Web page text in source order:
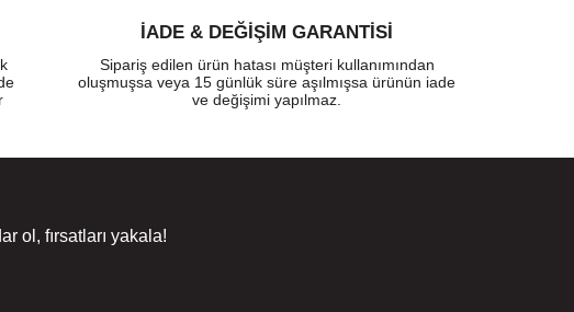
İADE & DEĞİŞİM GARANTİSİ
Sipariş edilen ürün hatası müşteri kullanımından
oluşmuşsa veya 15 günlük süre aşılmışsa ürünün iade
ve değişimi yapılmaz.
ol, fırsatları yakala!